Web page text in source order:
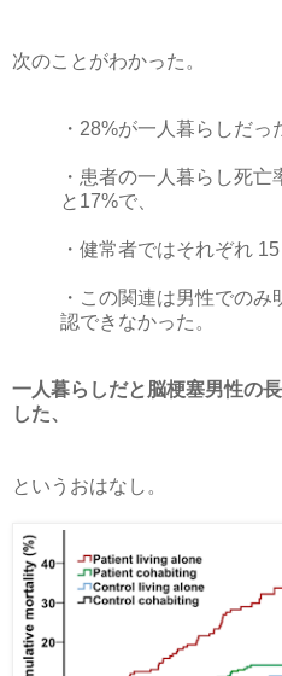
次のことがわかった。
・28%が一人暮らしだっ
・患者の一人暮らし死
と17%で、
・健常者ではそれぞれ
・この関連は男性での
認できなかった。
一人暮らしだと脳梗塞男性の
した、
というおはなし。